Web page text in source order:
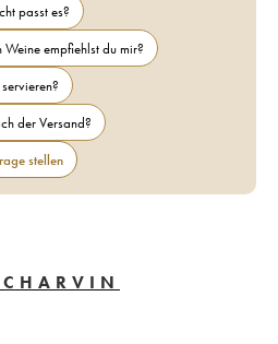
passt es?
empfiehlst du mir?
der Versand?
stellen